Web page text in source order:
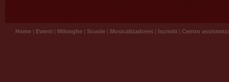
Home | Eventi | Milonghe | Scuole | Musicalizadores | Iscriviti | Centro